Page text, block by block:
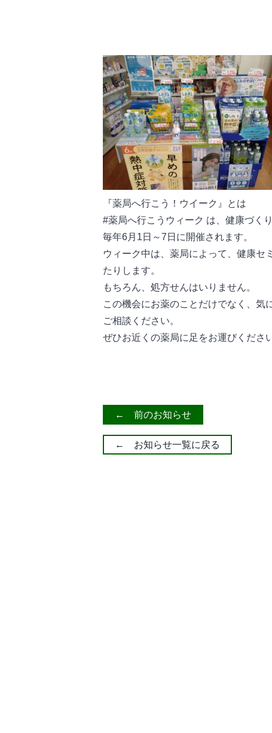
『薬局へ行こう！ウイーク』とは
#薬局へ行こうウィーク は、健康づく
毎年6月1日～7日に開催されます。
ウィーク中は、薬局によって、健康セ
たりします。
もちろん、処方せんはいりません。
この機会にお薬のことだけでなく、気
ご相談ください。
ぜひお近くの薬局に足をお運びください
← 前のお知らせ
← お知らせ一覧に戻る